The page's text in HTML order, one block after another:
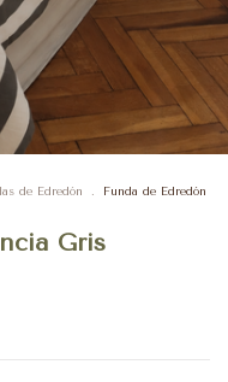
de Edredón .
Funda de Edredón
Gris